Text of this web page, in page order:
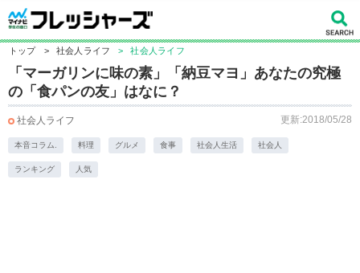
トップ > 社会人ライフ > 社会人ライフ
「マーガリンに味の素」「納豆マヨ」あなたの究極
の「食パンの友」はなに？
社会人ライフ 更新:2018/05/28
本音コラム. 料理 グルメ 食事 社会人生活 社会人
ランキング 人気